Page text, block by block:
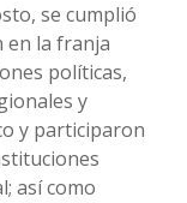
se cumplió
en la franja
políticas,
y
y participaron
así como